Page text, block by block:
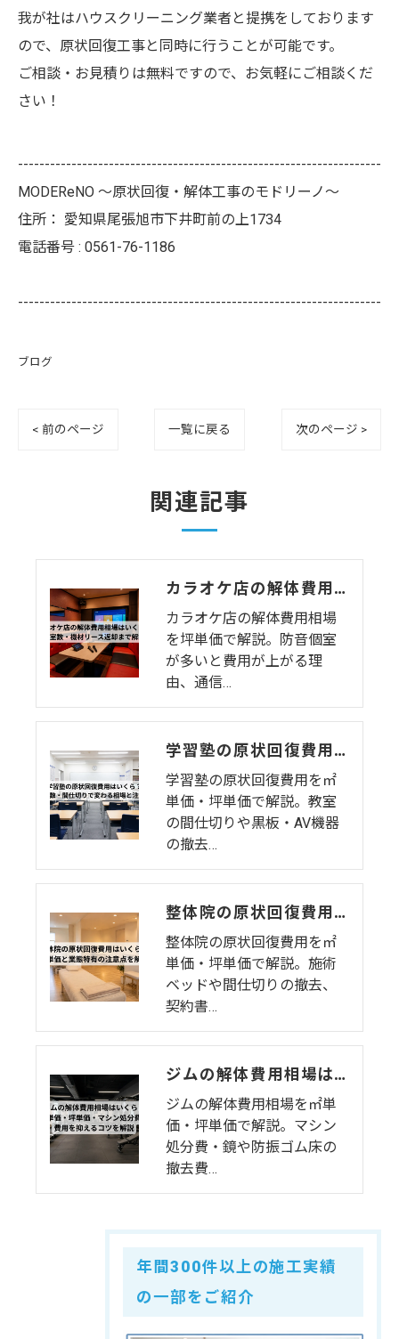
我が社はハウスクリーニング業者と提携をしております
ので、原状回復工事と同時に行うことが可能です。
ご相談・お見積りは無料ですので、お気軽にご相談くだ
さい！
--------------------------------------------------------------------
MODEReNO ～原状回復・解体工事のモドリーノ～
住所： 愛知県尾張旭市下井町前の上1734
電話番号 : 0561-76-1186
--------------------------------------------------------------------
ブログ
< 前のページ 一覧に戻る 次のページ >
関連記事
カラオケ店の解体費用相場はいくら？個室数・機材リース返却まで解説
カラオケ店の解体費用相場
を坪単価で解説。防音個室
が多いと費用が上がる理
由、通信…
学習塾の原状回復費用はいくら？教室数・間仕切りで変わる相場と注意点
学習塾の原状回復費用を㎡
単価・坪単価で解説。教室
の間仕切りや黒板・AV機器
の撤去…
整体院の原状回復費用はいくら？坪単価・㎡単価と業態特有の注意点を解説
整体院の原状回復費用を㎡
単価・坪単価で解説。施術
ベッドや間仕切りの撤去、
契約書…
ジムの解体費用相場はいくら？㎡単価・坪単価・マシン処分費・費用を抑えるコツを解説
ジムの解体費用相場を㎡単
価・坪単価で解説。マシン
処分費・鏡や防振ゴム床の
撤去費…
年間300件以上の施工実績
の一部をご紹介